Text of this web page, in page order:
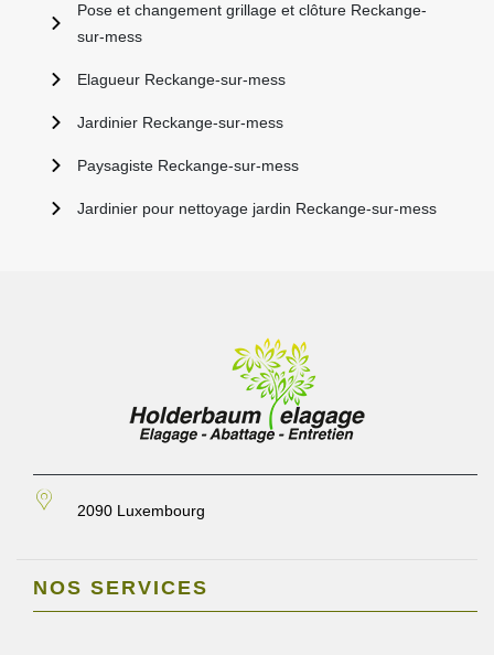
Pose et changement grillage et clôture Reckange-
sur-mess
Elagueur Reckange-sur-mess
Jardinier Reckange-sur-mess
Paysagiste Reckange-sur-mess
Jardinier pour nettoyage jardin Reckange-sur-mess
2090 Luxembourg
NOS SERVICES